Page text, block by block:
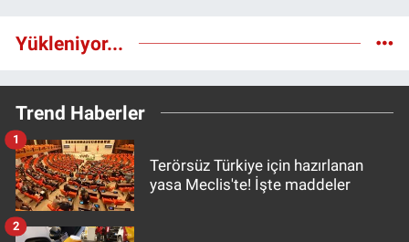
Yükleniyor...
Trend Haberler
Terörsüz Türkiye için hazırlanan
yasa Meclis'te! İşte maddeler
1
2